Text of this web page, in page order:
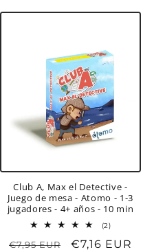
oferta
Club A, Max el Detective -
Juego de mesa - Atomo - 1-3
jugadores - 4+ años - 10 min
(2)2
totales
Precio
€7,95 EUR
Precio
€7,16 EUR